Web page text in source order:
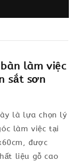
bàn làm việc
sắt sơn
là lựa chọn lý
làm việc tại
được
liệu gỗ cao